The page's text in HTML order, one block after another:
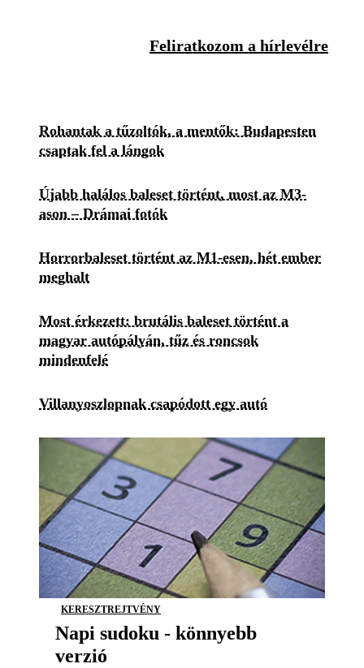
Feliratkozom a hírlevélre
Rohantak a tűzoltók, a mentők: Budapesten
csaptak fel a lángok
Újabb halálos baleset történt, most az M3-
ason – Drámai fotók
Horrorbaleset történt az M1-esen, hét ember
meghalt
Most érkezett: brutális baleset történt a
magyar autópályán, tűz és roncsok
mindenfelé
Villanyoszlopnak csapódott egy autó
KERESZTREJTVÉNY
Napi sudoku - könnyebb
verzió